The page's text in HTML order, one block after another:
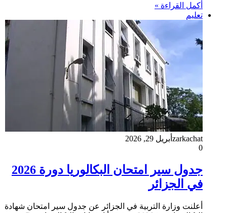
أكمل القراءة »
تعليم
zarkachat أبريل 29, 2026
0
جدول سير امتحان البكالوريا دورة 2026
في الجزائر
أعلنت وزارة التربية في الجزائر عن جدول سير امتحان شهادة